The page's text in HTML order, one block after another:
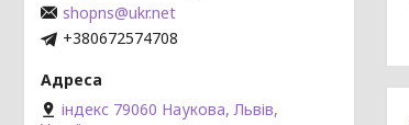
shopns@ukr.net
+380672574708
індекс 79060 Наукова, Львів,